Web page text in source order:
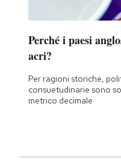
Perché i paesi
acri?
Per ragioni storiche,
consuetudinarie sono
metrico decimale